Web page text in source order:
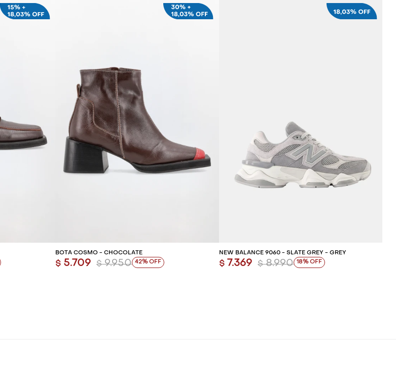
BOTA COSMO - CHOCOLATE
$ 5.709 $ 9.950 42
NEW BALANCE 9060 - SLATE GREY - GREY
$ 7.369 $ 8.990 18